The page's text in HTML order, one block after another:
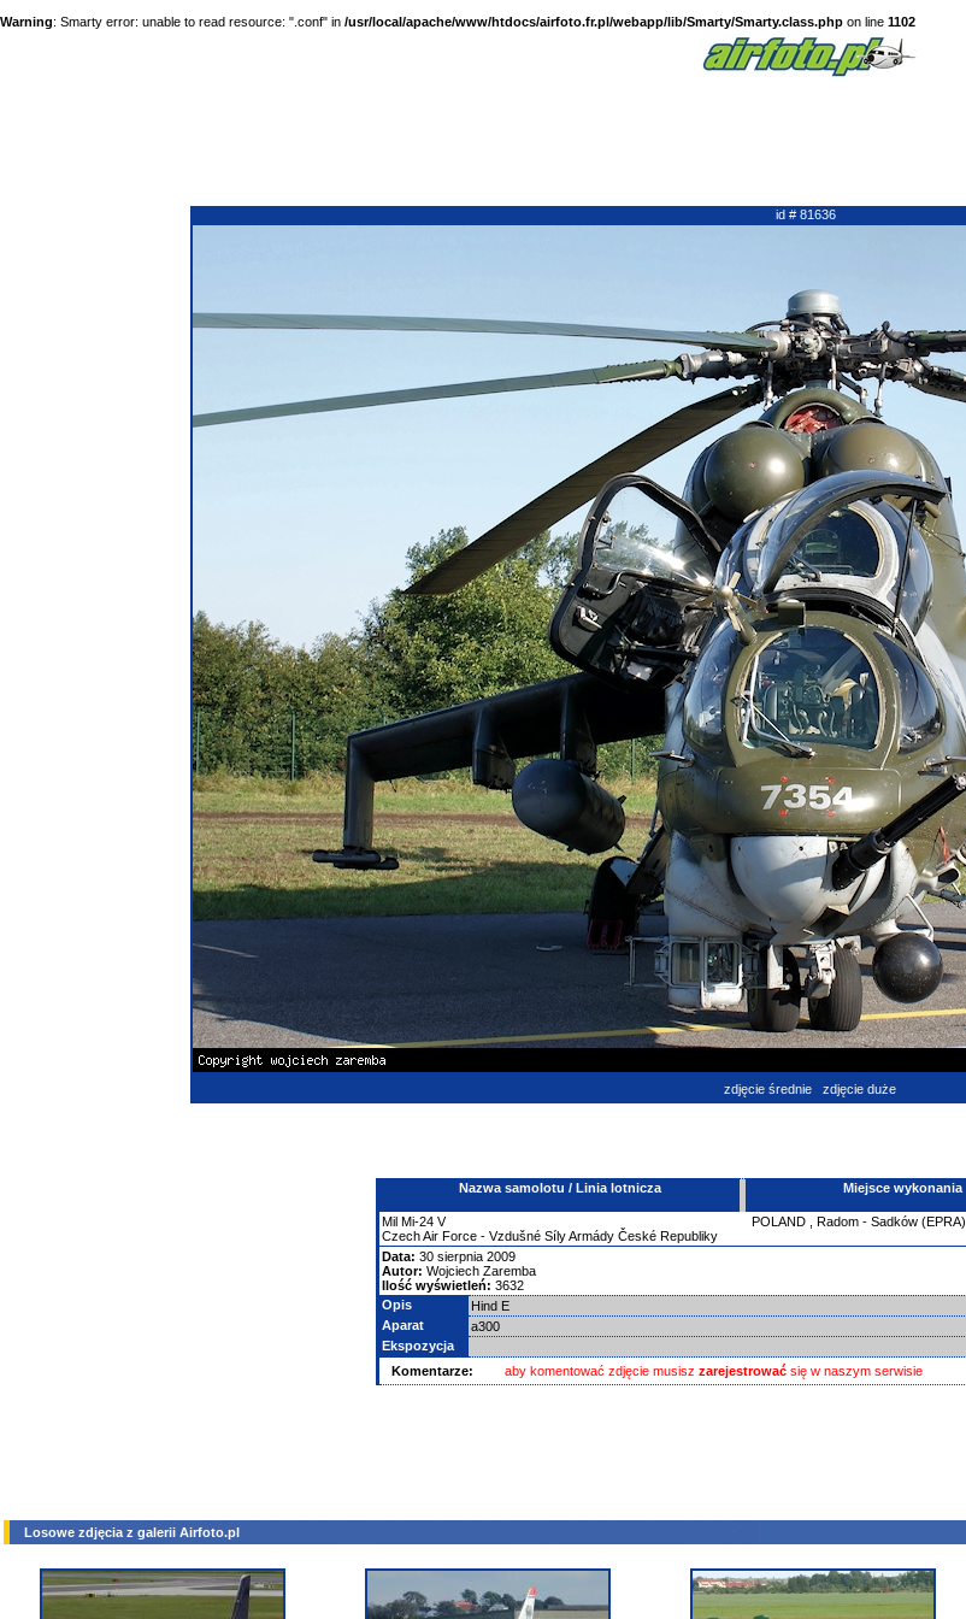
Warning: Smarty error: unable to read resource: ".conf" in /usr/local/apache/www/htdocs/airfoto.fr.pl/webapp/lib/Smarty/Smarty.class.php on line 1102
id # 81636
zdjęcie średnie zdjęcie duże
Nazwa samolotu / Linia lotnicza Miejsce wykonania
Mil Mi-24 V
Czech Air Force - Vzdušné Síly Armády České Republiky
POLAND Radom - Sadków (EPRA)
Data: 30 sierpnia 2009
Autor: Wojciech Zaremba
Ilość wyświetleń: 3632
Opis
Hind E
Aparat
a300
Ekspozycja
Komentarze:
aby komentować zdjęcie musisz zarejestrować się w naszym serwisie
Losowe zdjęcia z galerii Airfoto.pl